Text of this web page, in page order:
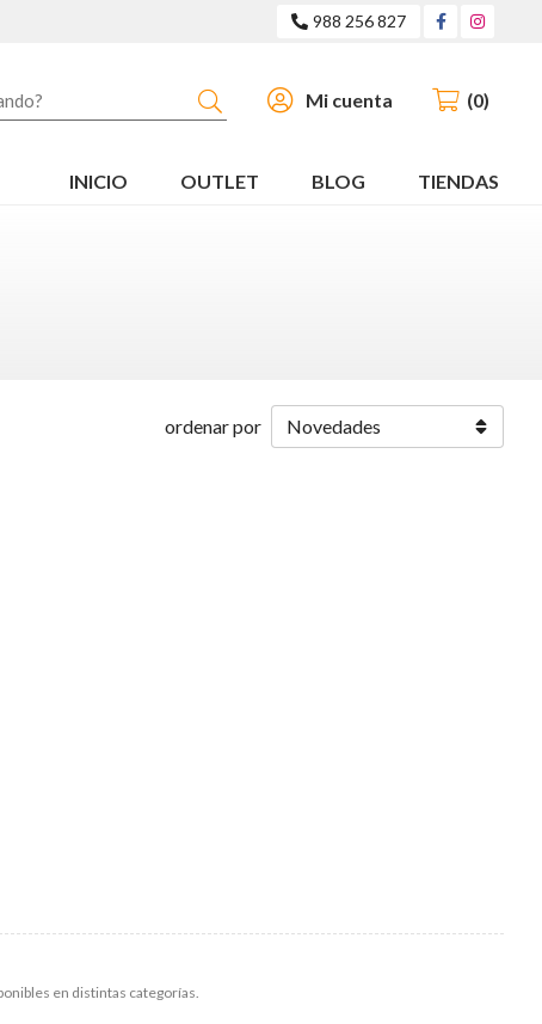
988 256 827
Buscar Mi cuenta 0
INICIO OUTLET BLOG TIENDAS
en distintas categorías.
ordenar por